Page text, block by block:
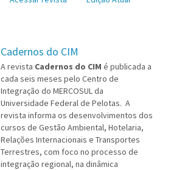
Cadernos do CIM
A revista Cadernos do CIM é publicada a
cada seis meses pelo Centro de
Integração do MERCOSUL da
Universidade Federal de Pelotas. A
revista informa os desenvolvimentos dos
cursos de Gestão Ambiental, Hotelaria,
Relações Internacionais e Transportes
Terrestres, com foco no processo de
integração regional, na dinâmica